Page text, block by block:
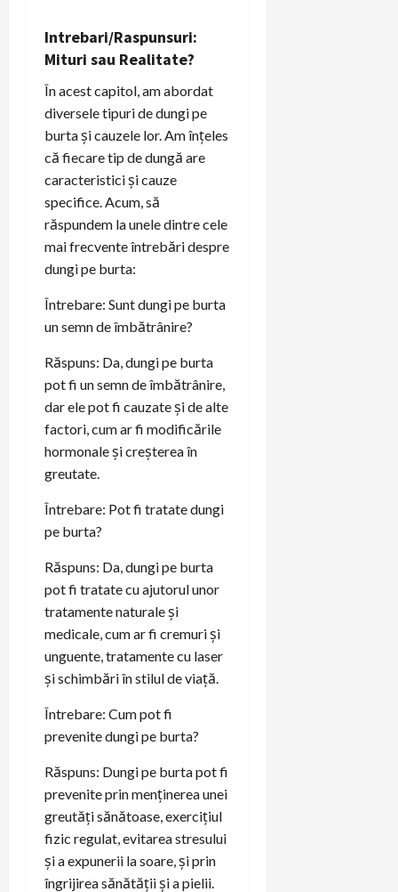
Intrebari/Raspunsuri:
Mituri sau Realitate?
În acest capitol, am abordat
diversele tipuri de dungi pe
burta și cauzele lor. Am înțeles
că fiecare tip de dungă are
caracteristici și cauze
specifice. Acum, să
răspundem la unele dintre cele
mai frecvente întrebări despre
dungi pe burta:
Întrebare: Sunt dungi pe burta
un semn de îmbătrânire?
Răspuns: Da, dungi pe burta
pot fi un semn de îmbătrânire,
dar ele pot fi cauzate și de alte
factori, cum ar fi modificările
hormonale și creșterea în
greutate.
Întrebare: Pot fi tratate dungi
pe burta?
Răspuns: Da, dungi pe burta
pot fi tratate cu ajutorul unor
tratamente naturale și
medicale, cum ar fi cremuri și
unguente, tratamente cu laser
și schimbări în stilul de viață.
Întrebare: Cum pot fi
prevenite dungi pe burta?
Răspuns: Dungi pe burta pot fi
prevenite prin menținerea unei
greutăți sănătoase, exercițiul
fizic regulat, evitarea stresului
și a expunerii la soare, și prin
îngrijirea sănătății și a pielii.